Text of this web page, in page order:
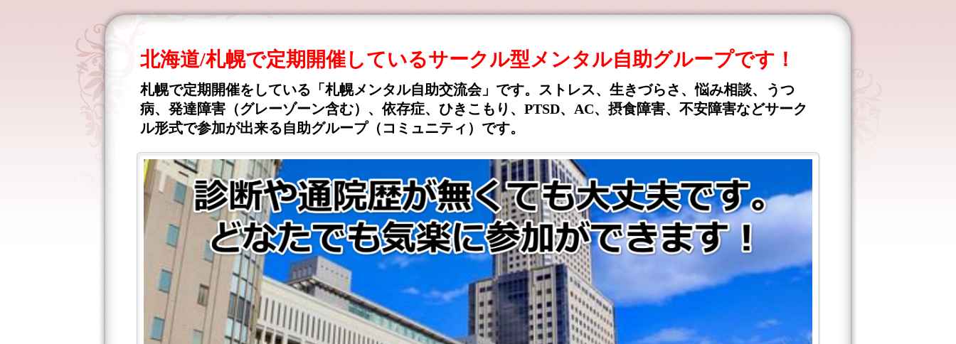
北海道/札幌で定期開催しているサークル型メンタル自助グループです！
札幌で定期開催をしている「札幌メンタル自助交流会」です。ストレス、生きづらさ、悩み相談、うつ
病、発達障害（グレーゾーン含む）、依存症、ひきこもり、PTSD、AC、摂食障害、不安障害などサーク
ル形式で参加が出来る自助グループ（コミュニティ）です。